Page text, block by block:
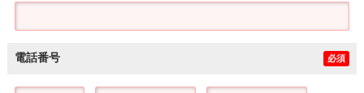
電話番号 必須